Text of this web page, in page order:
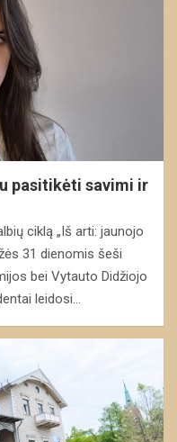
pasitikėti savimi ir
ciklą „Iš arti: jaunojo
31 dienomis šeši
bei Vytauto Didžiojo
leidosi…